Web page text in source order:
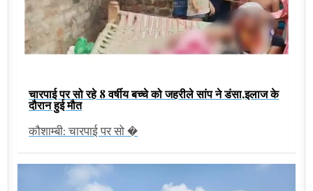
चारपाई पर सो रहे 8 वर्षीय बच्चे को जहरीले सांप ने डंसा,इलाज के
दौरान हुई मौत
कौशाम्बी: चारपाई पर सो �